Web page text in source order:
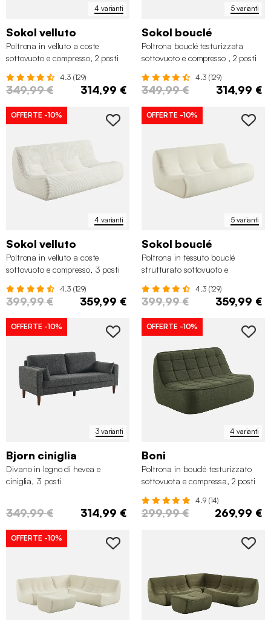
4 varianti
Sokol velluto
Poltrona in velluto a coste
sottovuoto e compresso, 2 posti
4.3 (129)
349,99 € 314,99 €
5 varianti
Sokol bouclé
Poltrona bouclé testurizzata
sottovuoto e compresso , 2 posti
4.3 (129)
349,99 € 314,99 €
4 varianti
OFFERTE -10%
Sokol velluto
Poltrona in velluto a coste
sottovuoto e compresso, 3 posti
4.3 (129)
399,99 € 359,99 €
5 varianti
OFFERTE -10%
Sokol bouclé
Poltrona in tessuto bouclé
strutturato sottovuoto e
4.3 (129)
399,99 € 359,99 €
3 varianti
OFFERTE -10%
Bjorn ciniglia
Divano in legno di hevea e
ciniglia, 3 posti
349,99 € 314,99 €
4 varianti
OFFERTE -10%
Boni
Poltrona in bouclé testurizzato
sottovuota e compressa, 2 posti
4.9 (14)
299,99 € 269,99 €
OFFERTE -10%